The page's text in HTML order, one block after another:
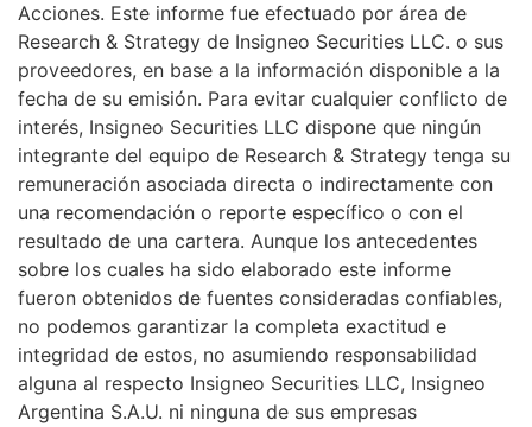
Acciones. Este informe fue efectuado por área de
Research & Strategy de Insigneo Securities LLC. o sus
proveedores, en base a la información disponible a la
fecha de su emisión. Para evitar cualquier conflicto de
interés, Insigneo Securities LLC dispone que ningún
integrante del equipo de Research & Strategy tenga su
remuneración asociada directa o indirectamente con
una recomendación o reporte específico o con el
resultado de una cartera. Aunque los antecedentes
sobre los cuales ha sido elaborado este informe
fueron obtenidos de fuentes consideradas confiables,
no podemos garantizar la completa exactitud e
integridad de estos, no asumiendo responsabilidad
alguna al respecto Insigneo Securities LLC, Insigneo
Argentina S.A.U. ni ninguna de sus empresas